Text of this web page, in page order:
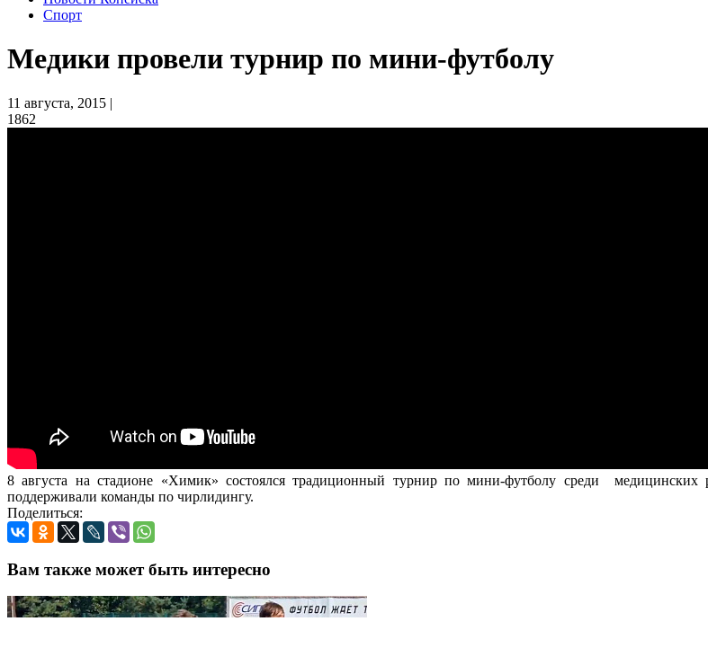
Спорт
Медики провели турнир по мини-футболу
11 августа, 2015 |
1862
8 августа на стадионе «Химик» состоялся традиционный турнир по мини-футболу среди
поддерживали команды по чирлидингу.
Поделиться:
Вам также может быть интересно